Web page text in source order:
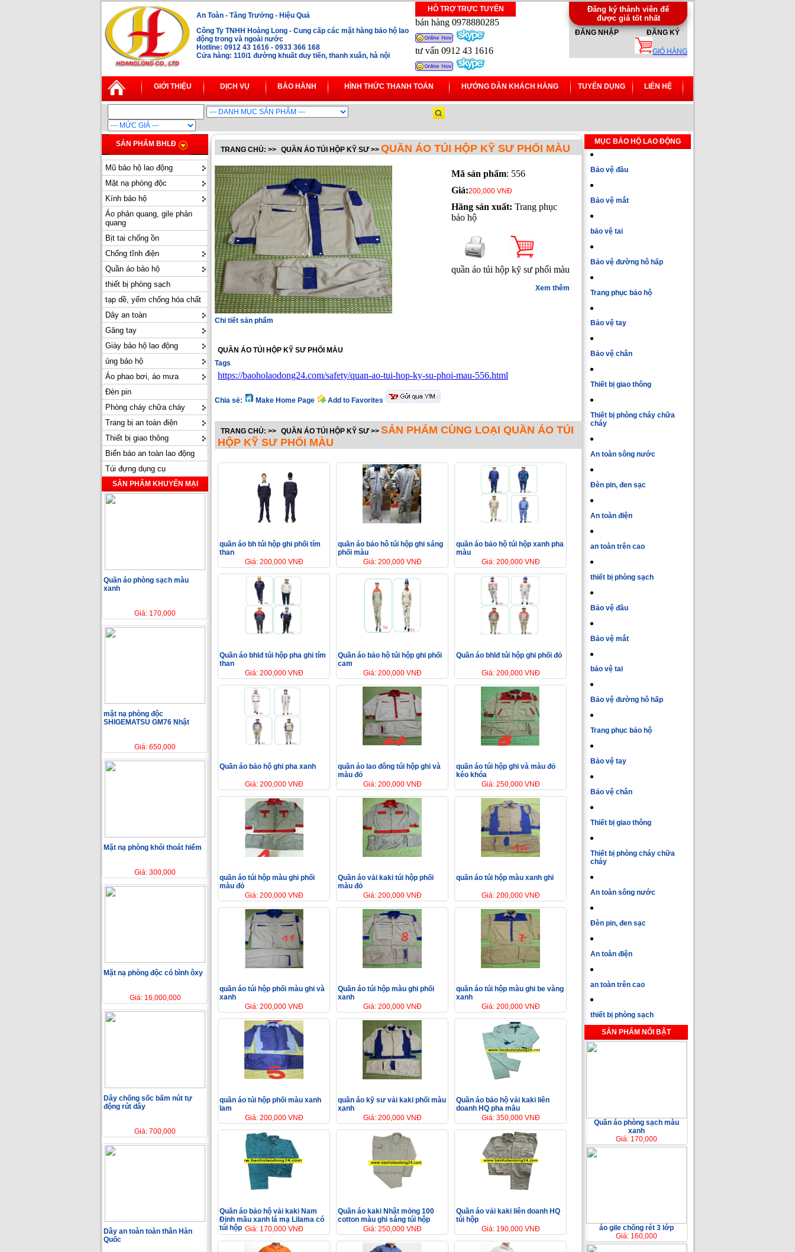
An Toàn - Tăng Trưởng - Hiệu Quả
Công Ty TNHH Hoàng Long - Cung cấp các mặt hàng bảo hộ lao
động trong và ngoài nước
Hotline: 0912 43 1616 - 0933 366 168
Cửa hàng: 110i1 đường khuất duy tiến, thanh xuân, hà nội
HỖ TRỢ TRỰC TUYẾN
bán hàng 0978880285
tư vấn 0912 43 1616
Đăng ký thành viên để
được giá tốt nhất
ĐĂNG NHẬP ĐĂNG KÝ
GIỎ HÀNG
GIỚI THIỆU DỊCH VỤ BẢO HÀNH HÌNH THỨC THANH TOÁN HƯỚNG DẪN KHÁCH HÀNG TUYỂN DỤNG LIÊN HỆ
SẢN PHẨM BHLĐ
Mũ bảo hộ lao động
Mặt nạ phòng độc
Kính bảo hộ
Áo phản quang, gile phản
quang
Bịt tai chống ồn
Chống tĩnh điện
Quần áo bảo hộ
thiết bị phòng sạch
tạp dề, yếm chống hóa chất
Dây an toàn
Găng tay
Giày bảo hộ lao động
ủng bảo hộ
Áo phao bơi, áo mưa
Đèn pin
Phòng cháy chữa cháy
Trang bị an toàn điện
Thiết bị giao thông
Biển báo an toàn lao động
Túi đựng dụng cụ
SẢN PHẨM KHUYẾN MẠI
Quần áo phòng sạch màu
xanh
Giá: 170,000
mặt nạ phòng độc
SHIGEMATSU GM76 Nhật
Giá: 650,000
Mặt nạ phòng khói thoát hiểm
Giá: 300,000
Mặt nạ phòng độc có bình ôxy
Giá: 16,000,000
Dây chống sốc bấm nút tự
động rút dây
Giá: 700,000
Dây an toàn toàn thân Hàn
Quốc
TRANG CHỦ: >> QUẦN ÁO TÚI HỘP KỸ SƯ >> QUẦN ÁO TÚI HỘP KỸ SƯ PHỐI MÀU
Mã sản phẩm: 556
Giá:200,000 VNĐ
Hãng sản xuất: Trang phục
bảo hộ
quần áo túi hộp kỹ sư phối màu
Xem thêm
Chi tiết sản phẩm
QUẦN ÁO TÚI HỘP KỸ SƯ PHỐI MÀU
Tags
https://baoholaodong24.com/safety/quan-ao-tui-hop-ky-su-phoi-mau-556.html
Chia sẻ: Make Home Page Add to Favorites
TRANG CHỦ: >> QUẦN ÁO TÚI HỘP KỸ SƯ >> SẢN PHẨM CÙNG LOẠI QUẦN ÁO TÚI
HỘP KỸ SƯ PHỐI MÀU
quần áo bh túi hộp ghi phối tím
than
Giá: 200,000 VNĐ
quần áo bảo hô túi hộp ghi sáng
phối màu
Giá: 200,000 VNĐ
quần áo bảo hộ túi hộp xanh pha
màu
Giá: 200,000 VNĐ
Quần áo bhlđ túi hộp pha ghi tím
than
Giá: 200,000 VNĐ
Quần áo bảo hộ túi hộp ghi phối
cam
Giá: 200,000 VNĐ
Quần áo bhlđ túi hộp ghi phối đỏ
Giá: 200,000 VNĐ
Quần áo bảo hộ ghi pha xanh
Giá: 200,000 VNĐ
quần áo lao đông túi hộp ghi và
màu đỏ
Giá: 200,000 VNĐ
quần áo túi hộp ghi và màu đỏ
kéo khóa
Giá: 250,000 VNĐ
quần áo túi hộp màu ghi phối
màu đỏ
Giá: 200,000 VNĐ
Quần áo vải kaki túi hộp phối
màu đỏ
Giá: 200,000 VNĐ
quần áo túi hộp màu xanh ghi
Giá: 200,000 VNĐ
quần áo túi hộp phối màu ghi và
xanh
Giá: 200,000 VNĐ
Quần áo túi hộp màu ghi phối
xanh
Giá: 200,000 VNĐ
quần áo túi hộp màu ghi be vàng
xanh
Giá: 200,000 VNĐ
quần áo túi hộp phối màu xanh
lam
Giá: 200,000 VNĐ
quần áo kỹ sư vải kaki phối màu
xanh
Giá: 200,000 VNĐ
Quần áo bảo hộ vải kaki liên
doanh HQ pha mầu
Giá: 350,000 VNĐ
Quần áo bảo hộ vải kaki Nam
Định mầu xanh lá mạ Lilama có
túi hộp Giá: 170,000 VNĐ
Quần áo kaki Nhật mỏng 100
cotton màu ghi sáng túi hộp
Giá: 250,000 VNĐ
Quần áo vải kaki liên doanh HQ
túi hộp
Giá: 190,000 VNĐ
MỤC BẢO HỘ LAO ĐỘNG
Bảo vệ đầu
Bảo vệ mắt
bảo vệ tai
Bảo vệ đường hô hấp
Trang phục bảo hộ
Bảo vệ tay
Bảo vệ chân
Thiết bị giao thông
Thiết bị phòng cháy chữa
cháy
An toàn sông nước
Đèn pin, đen sạc
An toàn điện
an toàn trên cao
thiết bị phòng sạch
Bảo vệ đầu
Bảo vệ mắt
bảo vệ tai
Bảo vệ đường hô hấp
Trang phục bảo hộ
Bảo vệ tay
Bảo vệ chân
Thiết bị giao thông
Thiết bị phòng cháy chữa
cháy
An toàn sông nước
Đèn pin, đen sạc
An toàn điện
an toàn trên cao
thiết bị phòng sạch
SẢN PHẨM NỔI BẬT
Quần áo phòng sạch màu
xanh
Giá: 170,000
áo gile chống rét 3 lớp
Giá: 160,000